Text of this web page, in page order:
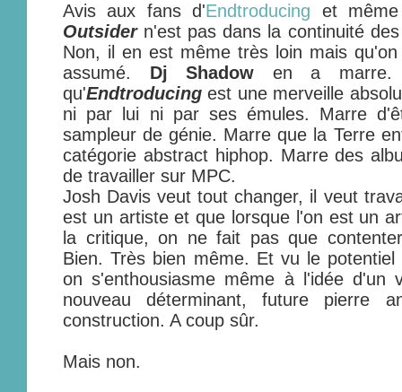
Avis aux fans d'Endtroducing et
Outsidern'est pas dans la continuité
Non, il en est même très loin mais
assumé. Dj Shadow en a marre.
qu'Endtroducing est une merveille
ni par lui ni par ses émules. Marre
sampleur de génie. Marre que la Terre
catégorie abstract hiphop. Marre des
de travailler sur MPC.
Josh Davis veut tout changer, il veut
est un artiste et que lorsque l'on est un
la critique, on ne fait pas que
Bien. Très bien même. Et vu le
on s'enthousiasme même à l'idée d'un
nouveau déterminant, future pierre
construction. A coup sûr.
Mais non.